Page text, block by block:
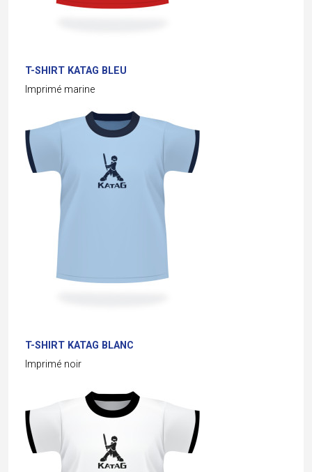
T-SHIRT KATAG BLEU
Imprimé marine
T-SHIRT KATAG BLANC
Imprimé noir